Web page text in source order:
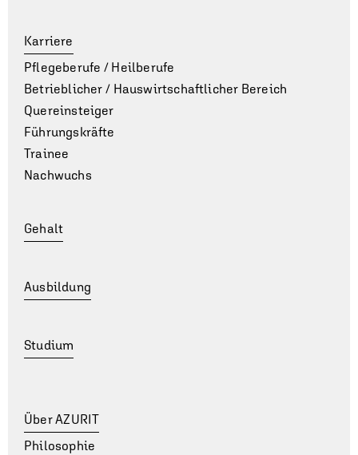
Karriere
Pflegeberufe / Heilberufe
Betrieblicher / Hauswirt­schaft­lich­er Bereich
Quereinsteiger
Führungskräfte
Trainee
Nachwuchs
Gehalt
Ausbildung
Studium
Über AZURIT
Philosophie